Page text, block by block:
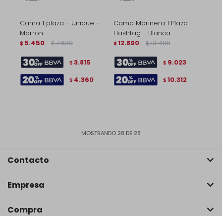
Cama 1 plaza - Unique -
Marron
$ 5.450 $ 7.630
$ 3.815
$ 4.360
Cama Marinera 1 Plaza
Hashtag - Blanca
$ 12.890 $ 13.490
$ 9.023
$ 10.312
MOSTRANDO 28 DE 28
Contacto
Empresa
Compra